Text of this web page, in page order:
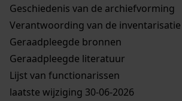
Geschiedenis van de archiefvorming
Verantwoording van de inventarisatie
Geraadpleegde bronnen
Geraadpleegde literatuur
Lijst van functionarissen
laatste wijziging 30-06-2026